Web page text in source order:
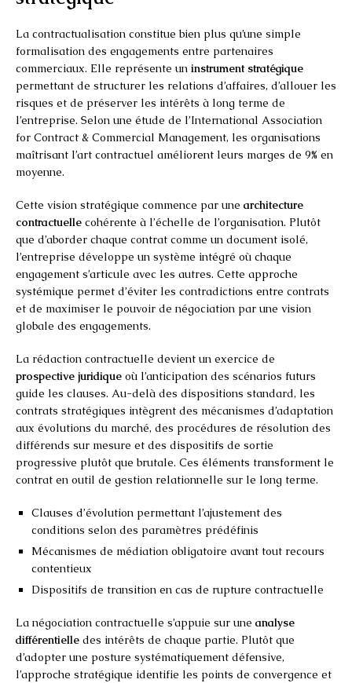
La contractualisation constitue bien plus qu’une simple
formalisation des engagements entre partenaires
commerciaux. Elle représente un instrument stratégique
permettant de structurer les relations d’affaires, d’allouer les
risques et de préserver les intérêts à long terme de
l’entreprise. Selon une étude de l’International Association
for Contract & Commercial Management, les organisations
maîtrisant l’art contractuel améliorent leurs marges de 9% en
moyenne.
Cette vision stratégique commence par une architecture
contractuelle cohérente à l’échelle de l’organisation. Plutôt
que d’aborder chaque contrat comme un document isolé,
l’entreprise développe un système intégré où chaque
engagement s’articule avec les autres. Cette approche
systémique permet d’éviter les contradictions entre contrats
et de maximiser le pouvoir de négociation par une vision
globale des engagements.
La rédaction contractuelle devient un exercice de
prospective juridique où l’anticipation des scénarios futurs
guide les clauses. Au-delà des dispositions standard, les
contrats stratégiques intègrent des mécanismes d’adaptation
aux évolutions du marché, des procédures de résolution des
différends sur mesure et des dispositifs de sortie
progressive plutôt que brutale. Ces éléments transforment le
contrat en outil de gestion relationnelle sur le long terme.
Clauses d’évolution permettant l’ajustement des
conditions selon des paramètres prédéfinis
Mécanismes de médiation obligatoire avant tout recours
contentieux
Dispositifs de transition en cas de rupture contractuelle
La négociation contractuelle s’appuie sur une analyse
différentielle des intérêts de chaque partie. Plutôt que
d’adopter une posture systématiquement défensive,
l’approche stratégique identifie les points de convergence et